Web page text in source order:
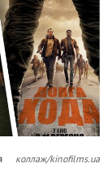
коллаж/kinofilms.ua